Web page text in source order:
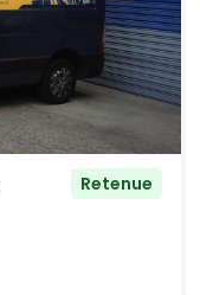
Retenue